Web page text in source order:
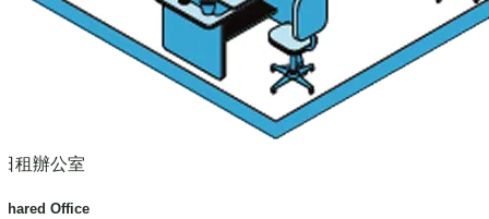
租辦公室
Office